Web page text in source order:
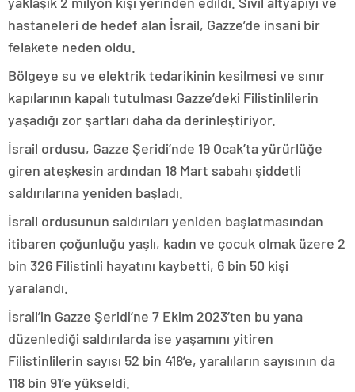
hastaneleri de hedef alan İsrail, Gazze’de insani bir
felakete neden oldu.
Bölgeye su ve elektrik tedarikinin kesilmesi ve sınır
kapılarının kapalı tutulması Gazze’deki Filistinlilerin
yaşadığı zor şartları daha da derinleştiriyor.
İsrail ordusu, Gazze Şeridi’nde 19 Ocak’ta yürürlüğe
giren ateşkesin ardından 18 Mart sabahı şiddetli
saldırılarına yeniden başladı.
İsrail ordusunun saldırıları yeniden başlatmasından
itibaren çoğunluğu yaşlı, kadın ve çocuk olmak üzere 2
bin 326 Filistinli hayatını kaybetti, 6 bin 50 kişi
yaralandı.
İsrail’in Gazze Şeridi’ne 7 Ekim 2023’ten bu yana
düzenlediği saldırılarda ise yaşamını yitiren
Filistinlilerin sayısı 52 bin 418’e, yaralıların sayısının da
118 bin 91’e yükseldi.